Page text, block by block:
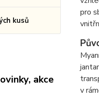
kusů
akce
pro
v